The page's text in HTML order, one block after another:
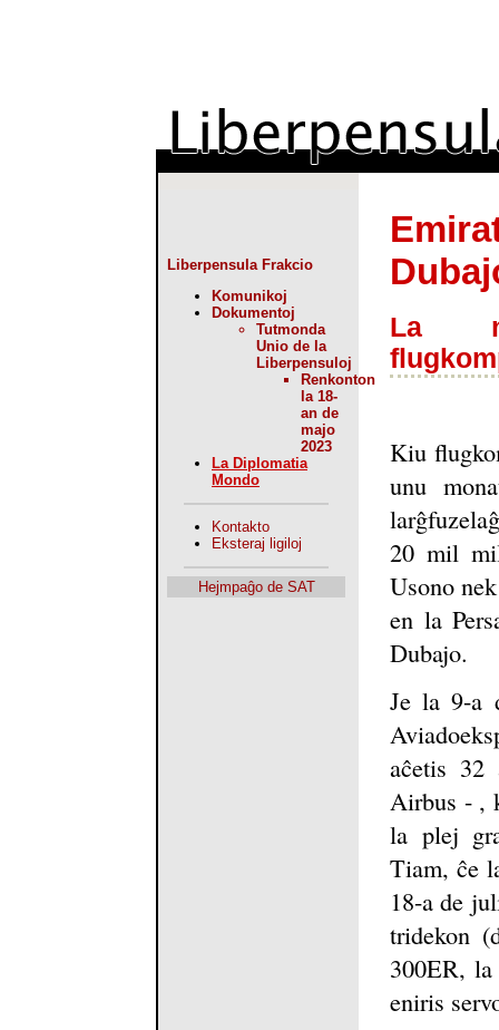
Liberpensula Frakcio
Komunikoj
Dokumentoj
Tutmonda
Unio de la
Liberpensuloj
Renkonton
la 18-
an de
majo
2023
La Diplomatia
Mondo
Kontakto
Eksteraj ligiloj
Hejmpaĝo de SAT
La
Kiu
unu
20 mil
Usono
en la
Dubajo.
Je la 9-a
aĉetis 32
Airbus - ,
la plej
Tiam, ĉe
18-a de
tridekon
300ER,
eniris